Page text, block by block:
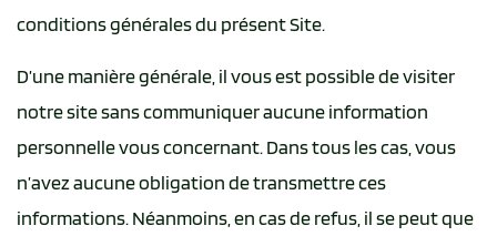
conditions générales du présent Site.
D’une manière générale, il vous est possible de visiter
notre site sans communiquer aucune information
personnelle vous concernant. Dans tous les cas, vous
n’avez aucune obligation de transmettre ces
informations. Néanmoins, en cas de refus, il se peut que